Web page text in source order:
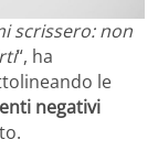
scrissero: non
“, ha
le
negativi